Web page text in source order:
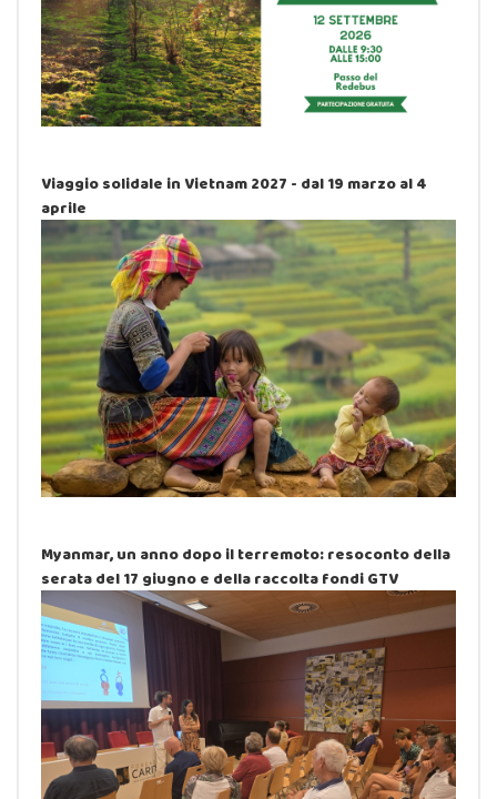
Viaggio solidale in Vietnam 2027 - dal 19 marzo al 4
aprile
Myanmar, un anno dopo il terremoto: resoconto della
serata del 17 giugno e della raccolta fondi GTV